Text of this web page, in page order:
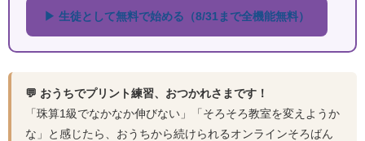
▶ 生徒として無料で始める（8/31まで全機能無料）
💬 おうちでプリント練習、おつかれさまです！
「珠算1級でなかなか伸びない」「そろそろ教室を変えようか
な」と感じたら、おうちから続けられるオンラインそろばん